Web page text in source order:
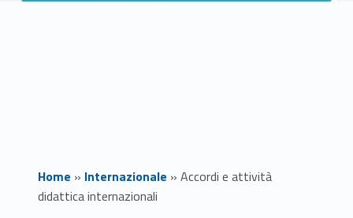
Home » Internazionale » Accordi e attività
didattica internazionali